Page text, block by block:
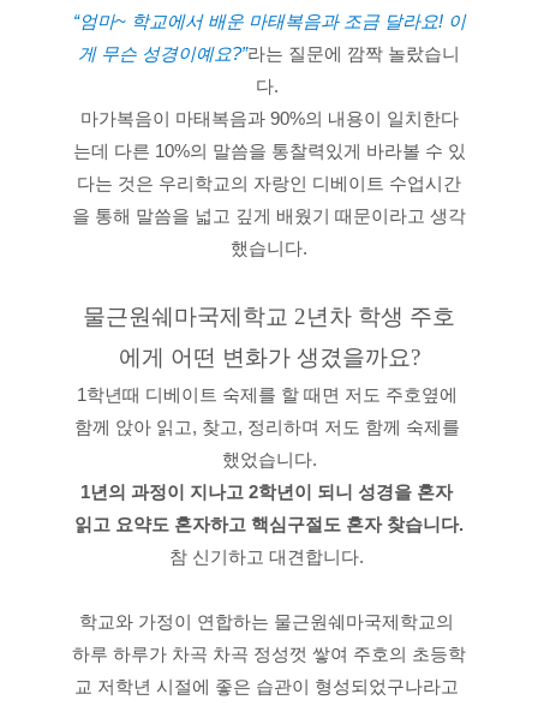
“엄마~ 학교에서 배운 마태복음과 조금 달라요! 이
게 무슨 성경이예요?”라는 질문에 깜짝 놀랐습니
다.
마가복음이 마태복음과 90%의 내용이 일치한다
는데 다른 10%의 말씀을 통찰력있게 바라볼 수 있
다는 것은 우리학교의 자랑인 디베이트 수업시간
을 통해 말씀을 넓고 깊게 배웠기 때문이라고 생각
했습니다.
물근원쉐마국제학교 2년차 학생 주호
에게 어떤 변화가 생겼을까요?
1학년때 디베이트 숙제를 할 때면 저도 주호옆에
함께 앉아 읽고, 찾고, 정리하며 저도 함께 숙제를
했었습니다.
1년의 과정이 지나고 2학년이 되니 성경을 혼자
읽고 요약도 혼자하고 핵심구절도 혼자 찾습니다.
참 신기하고 대견합니다.
학교와 가정이 연합하는 물근원쉐마국제학교의
하루 하루가 차곡 차곡 정성껏 쌓여 주호의 초등학
교 저학년 시절에 좋은 습관이 형성되었구나라고